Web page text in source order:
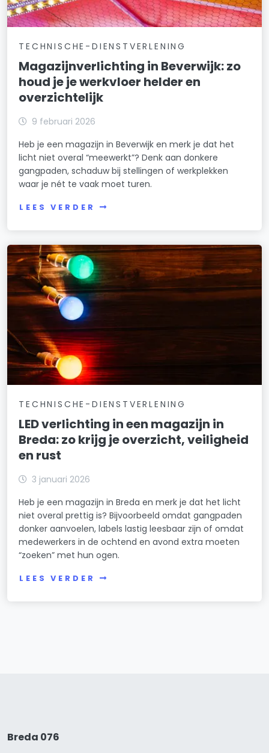
TECHNISCHE-DIENSTVERLENING
Magazijnverlichting in Beverwijk: zo
houd je je werkvloer helder en
overzichtelijk
9 februari 2026
Heb je een magazijn in Beverwijk en merk je dat het
licht niet overal “meewerkt”? Denk aan donkere
gangpaden, schaduw bij stellingen of werkplekken
waar je nét te vaak moet turen.
LEES VERDER
TECHNISCHE-DIENSTVERLENING
LED verlichting in een magazijn in
Breda: zo krijg je overzicht, veiligheid
en rust
3 januari 2026
Heb je een magazijn in Breda en merk je dat het licht
niet overal prettig is? Bijvoorbeeld omdat gangpaden
donker aanvoelen, labels lastig leesbaar zijn of omdat
medewerkers in de ochtend en avond extra moeten
“zoeken” met hun ogen.
LEES VERDER
Breda 076